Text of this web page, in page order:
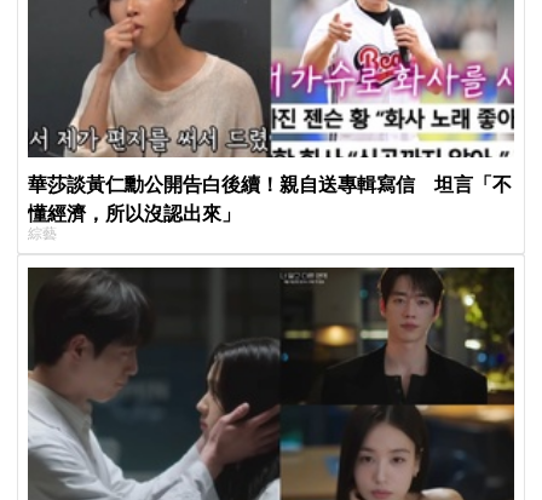
華莎談黃仁勳公開告白後續！親自送專輯寫信 坦言「不
懂經濟，所以沒認出來」
綜藝